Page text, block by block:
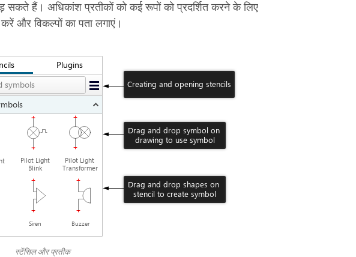
हैं। अधिकांश प्रतीकों को कई रूपों को प्रदर्शित करने के लिए
और विकल्पों का पता लगाएं।
स्टेंसिल और प्रतीक